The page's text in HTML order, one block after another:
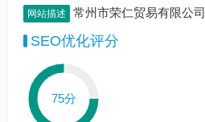
网站描述 常州市荣仁贸易有限公司
SEO优化评分
75分